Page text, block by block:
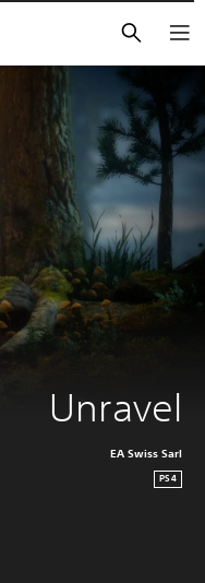
Unravel
EA Swiss Sarl
PS4